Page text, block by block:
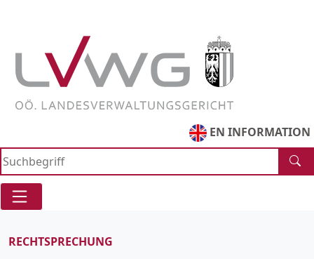
Accesskey
[1]
Accesskey
[2]
Inhaltsbereich
springen
Accesskey
[3]
EN INFORMATION
RECHTSPRECHUNG